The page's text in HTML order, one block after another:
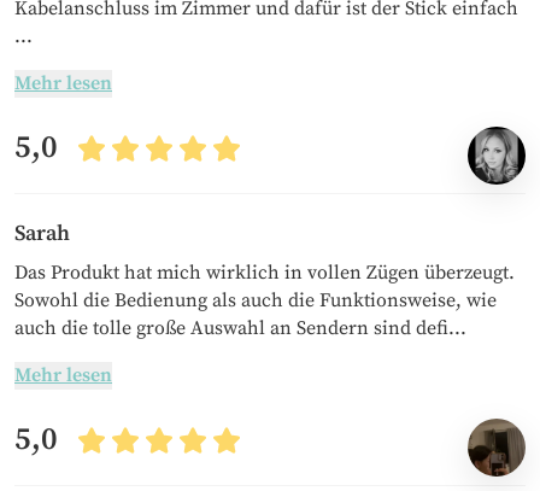
Kabelanschluss im Zimmer und dafür ist der Stick einfach
...
Mehr lesen
5,0
Sarah
Das Produkt hat mich wirklich in vollen Zügen überzeugt.
Sowohl die Bedienung als auch die Funktionsweise, wie
auch die tolle große Auswahl an Sendern sind defi...
Mehr lesen
5,0